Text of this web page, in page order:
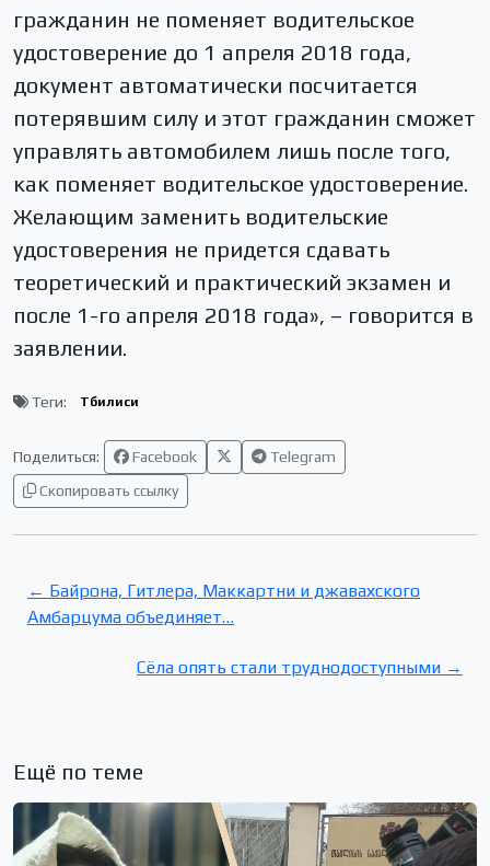
гражданин не поменяет водительское
удостоверение до 1 апреля 2018 года,
документ автоматически посчитается
потерявшим силу и этот гражданин сможет
управлять автомобилем лишь после того,
как поменяет водительское удостоверение.
Желающим заменить водительские
удостоверения не придется сдавать
теоретический и практический экзамен и
после 1-го апреля 2018 года», – говорится в
заявлении.
Теги: Тбилиси
Поделиться: Facebook
Telegram
Скопировать ссылку
← Байрона, Гитлера, Маккартни и джавахского
Амбарцума объединяет…
Сёла опять стали труднодоступными →
Ещё по теме